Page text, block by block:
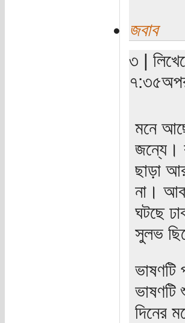
জবাব
৩ |
মনে
জন্যে।
ছাড়া
না।
ঘটছে
সুলভ
দিনের